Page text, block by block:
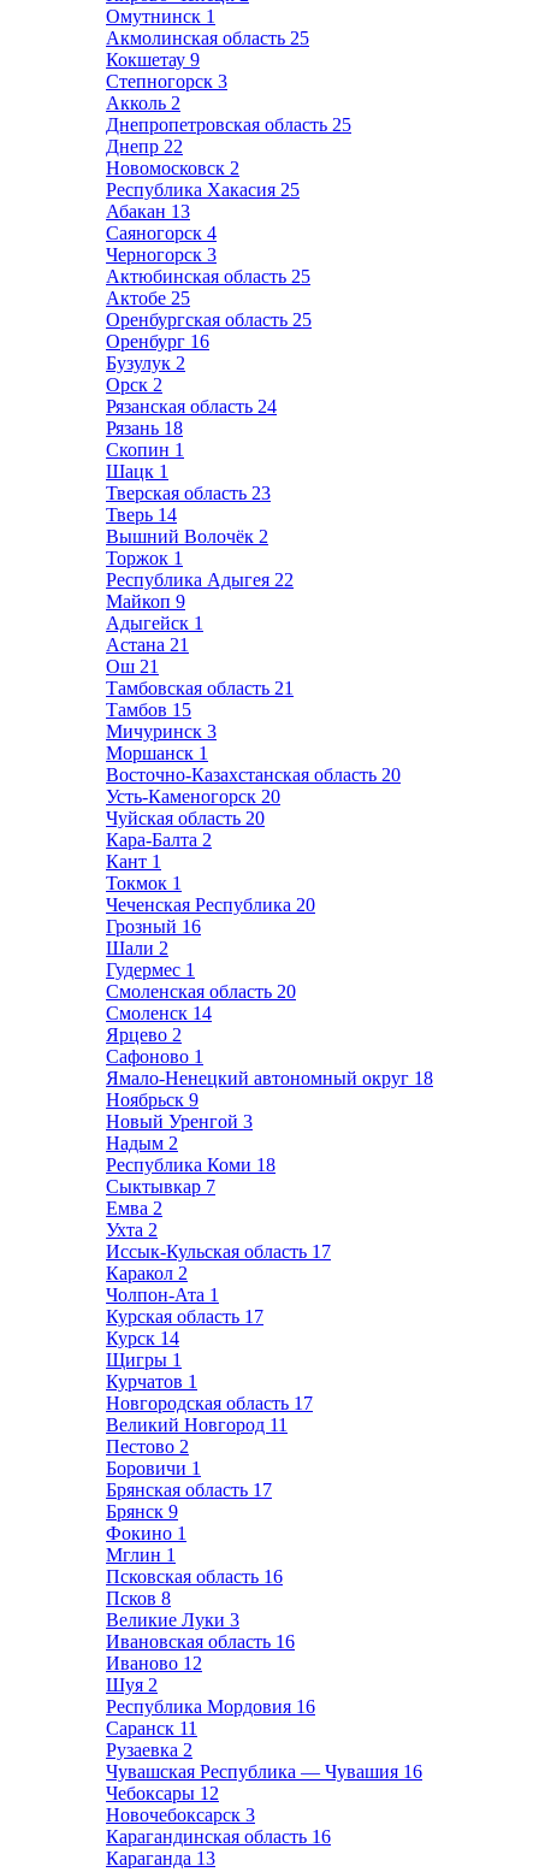
Омутнинск 1
Акмолинская область 25
Кокшетау 9
Степногорск 3
Акколь 2
Днепропетровская область 25
Днепр 22
Новомосковск 2
Республика Хакасия 25
Абакан 13
Саяногорск 4
Черногорск 3
Актюбинская область 25
Актобе 25
Оренбургская область 25
Оренбург 16
Бузулук 2
Орск 2
Рязанская область 24
Рязань 18
Скопин 1
Шацк 1
Тверская область 23
Тверь 14
Вышний Волочёк 2
Торжок 1
Республика Адыгея 22
Майкоп 9
Адыгейск 1
Астана 21
Ош 21
Тамбовская область 21
Тамбов 15
Мичуринск 3
Моршанск 1
Восточно-Казахстанская область 20
Усть-Каменогорск 20
Чуйская область 20
Кара-Балта 2
Кант 1
Токмок 1
Чеченская Республика 20
Грозный 16
Шали 2
Гудермес 1
Смоленская область 20
Смоленск 14
Ярцево 2
Сафоново 1
Ямало-Ненецкий автономный округ 18
Ноябрьск 9
Новый Уренгой 3
Надым 2
Республика Коми 18
Сыктывкар 7
Емва 2
Ухта 2
Иссык-Кульская область 17
Каракол 2
Чолпон-Ата 1
Курская область 17
Курск 14
Щигры 1
Курчатов 1
Новгородская область 17
Великий Новгород 11
Пестово 2
Боровичи 1
Брянская область 17
Брянск 9
Фокино 1
Мглин 1
Псковская область 16
Псков 8
Великие Луки 3
Ивановская область 16
Иваново 12
Шуя 2
Республика Мордовия 16
Саранск 11
Рузаевка 2
Чувашская Республика — Чувашия 16
Чебоксары 12
Новочебоксарск 3
Карагандинская область 16
Караганда 13